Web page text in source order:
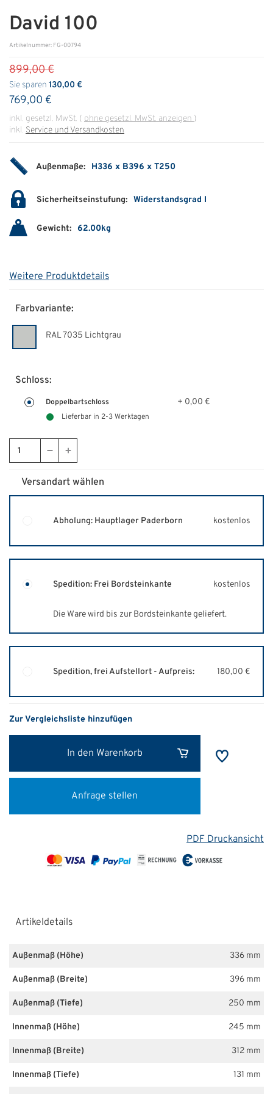
ÜBER UNS
Über uns
Filialen
Messen & Events
Presse
Karriere
Unternehmen
Partner
David 100
Artikelnummer: FG-00794
899,00 €
Sie sparen 130,00 €
769,00 €
inkl. gesetzl. MwSt. ( ohne gesetzl. MwSt. anzeigen )
inkl. Service und Versandkosten
Außenmaße: H336 x B396 x T250
Sicherheitseinstufung: Widerstandsgrad I
Gewicht: 62.00kg
Weitere Produktdetails
Farbvariante:
RAL 7035 Lichtgrau
Schloss:
Doppelbartschloss + 0,00 €
Lieferbar in 2-3 Werktagen
Versandart wählen
Abholung: Hauptlager Paderborn kostenlos
Spedition: Frei Bordsteinkante kostenlos
Die Ware wird bis zur Bordsteinkante geliefert.
Spedition, frei Aufstellort - Aufpreis: 180,00 €
Zur Vergleichsliste hinzufügen
In den Warenkorb
Anfrage stellen
PDF Druckansicht
Artikeldetails
Außenmaß (Höhe) 336 mm
Außenmaß (Breite) 396 mm
Außenmaß (Tiefe) 250 mm
Innenmaß (Höhe) 245 mm
Innenmaß (Breite) 312 mm
Innenmaß (Tiefe) 131 mm